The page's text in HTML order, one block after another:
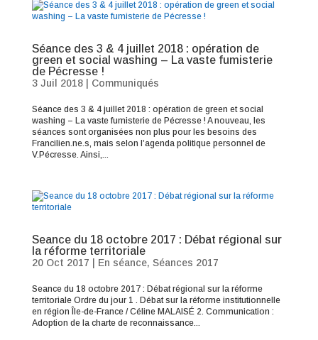
Séance des 3 & 4 juillet 2018 : opération de
green et social washing – La vaste fumisterie
de Pécresse !
3 Juil 2018| Communiqués
Séance des 3 & 4 juillet 2018 : opération de green et social
washing – La vaste fumisterie de Pécresse ! A nouveau, les
séances sont organisées non plus pour les besoins des
Francilien.ne.s, mais selon l’agenda politique personnel de
V.Pécresse. Ainsi,...
Seance du 18 octobre 2017 : Débat régional sur
la réforme territoriale
20 Oct 2017 En séance, Séances 2017
Seance du 18 octobre 2017 : Débat régional sur la réforme
territoriale Ordre du jour 1 . Débat sur la réforme institutionnelle
en région Île-de-France / Céline MALAISÉ 2. Communication :
Adoption de la charte de reconnaissance...